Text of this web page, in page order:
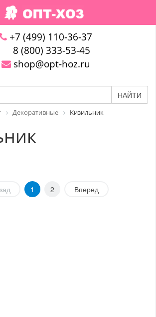
+7 (499) 110-36-37
8 (800) 333-53-45
shop@opt-hoz.ru
НАЙТИ
Декоративные Кизильник
1 2 Вперед